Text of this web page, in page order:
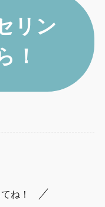
リン
！
ね！